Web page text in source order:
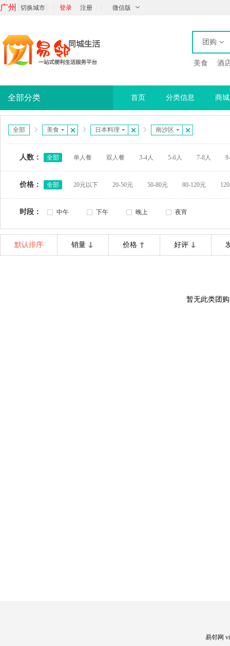
广州 切换城市 登录 注册 微信版
团购
美食 酒
全部分类 首页 分类信息 商城
全部 美食 日本料理 南沙区
人数： 全部 单人餐 双人餐 3-4人 5-6人 7-8人
价格： 全部 20元以下 20-50元 50-80元 80-120元
时段： 中午 下午 晚上 夜宵
默认排序 销量 价格 好评
暂无此类团
易邻网